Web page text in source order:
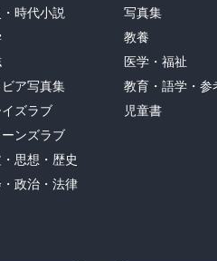
時代小説
ア写真集
ズラブ
ンズラブ
・思想・歴史
政治・法律
写真集
教養
医学・福祉
教育・語学・参
児童書